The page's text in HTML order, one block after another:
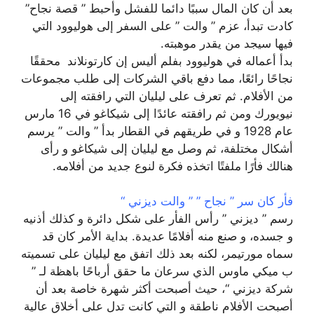
بعد أن كان المال سببًا دائما للفشل وأحبط ” قصة نجاح”
كادت تبدأ، عزم ” والت ” على السفر إلى هوليوود التي
فيها سيجد من يقدر موهبته.
بدأ أعماله في هوليوود بفلم أليس إن كارتونلاند محققًا
نجاحًا رائعًا، مما دفع باقي الشركات إلى طلب مجموعات
من الأفلام. ثم تعرف على ليليان التي رافقته إلى
نيويورك ومن ثم رافقته عائدًا إلى شيكاغو في 16 مارس
عام 1928 و في طريقهم في القطار بدأ ” والت ” يرسم
أشكال مختلفة، ثم وصل مع ليليان إلى شيكاغو و رأى
هنالك فأرًا ملفتًا اتخذه فكرة لنوع جديد من أفلامه.
فأر كان سر ” نجاح ” ” والت ديزني “
رسم ” ديزني ” رأس الفأر على شكل دائرة و كذلك أذنيه
و جسده، و صنع منه أفلامًا عديدة. بداية الأمر كان قد
سماه مورتيمر، لكنه بعد ذلك اتفق مع ليليان على تسميته
ب ميكي ماوس الذي سرعان ما حقق أرباحًا باهظة لـ ”
شركة ديزني “، حيث أصبحت أكثر شهرة خاصة بعد أن
أصبحت الأفلام ناطقة و التي كانت تدل على أخلاق عالية